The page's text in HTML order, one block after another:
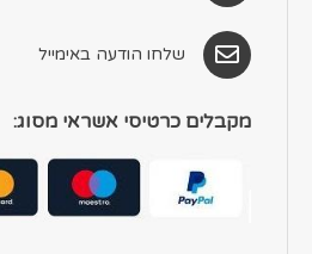
שלחו הודעה באימייל
מקבלים כרטיסי אשראי מסוג: